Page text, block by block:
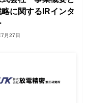
に関するIRインタ
月27日